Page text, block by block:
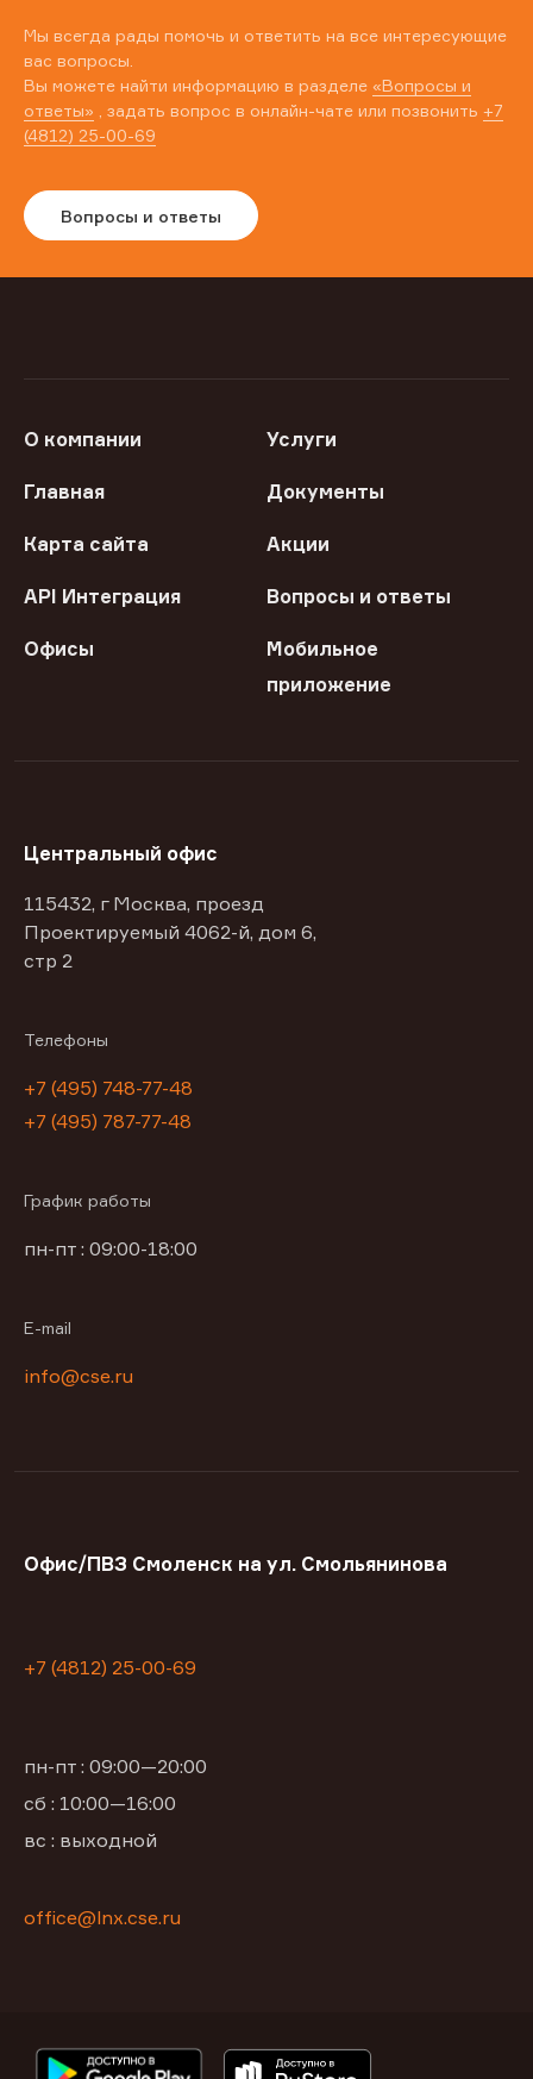
Мы всегда рады помочь и ответить на все интересующие
вас вопросы.
Вы можете найти информацию в разделе «Вопросы и
ответы» , задать вопрос в онлайн-чате или позвонить +7
(4812) 25-00-69
Вопросы и ответы
О компании Услуги
Главная Документы
Карта сайта Акции
API Интеграция Вопросы и ответы
Офисы
Мобильное
приложение
Центральный офис
115432, г Москва, проезд
Проектируемый 4062-й, дом 6,
стр 2
Телефоны
+7 (495) 748-77-48
+7 (495) 787-77-48
График работы
пн-пт : 09:00-18:00
E-mail
info@cse.ru
Офис/ПВЗ Смоленск на ул. Смольянинова
+7 (4812) 25-00-69
пн-пт : 09:00—20:00
сб : 10:00—16:00
вс : выходной
office@lnx.cse.ru